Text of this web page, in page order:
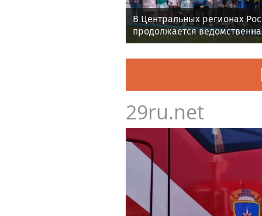
В Центральных регионах
продолжается
«Каникулы с Росгвардией»
29ru.net